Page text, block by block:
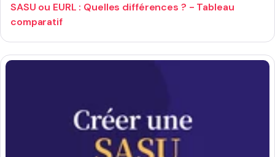
SASU ou EURL : Quelles différences ? - Tableau
comparatif